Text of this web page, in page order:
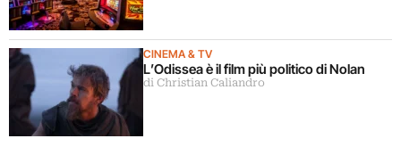
CINEMA & TV
L’Odissea è il film più politico di Nolan
di Christian Caliandro